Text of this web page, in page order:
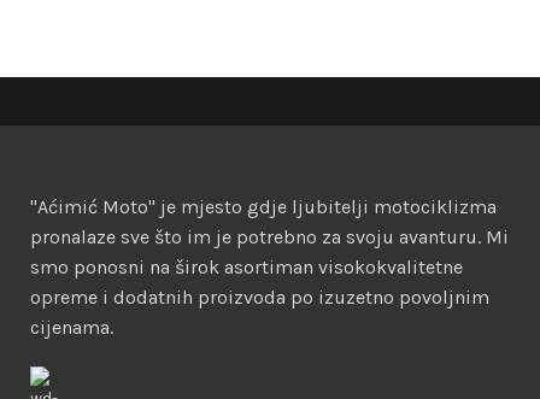
"Aćimić Moto" je mjesto gdje ljubitelji motociklizma
pronalaze sve što im je potrebno za svoju avanturu. Mi
smo ponosni na širok asortiman visokokvalitetne
opreme i dodatnih proizvoda po izuzetno povoljnim
cijenama.